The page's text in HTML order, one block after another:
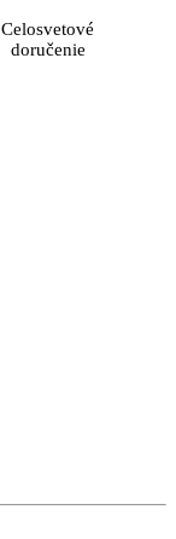
Celosvetové
doručenie